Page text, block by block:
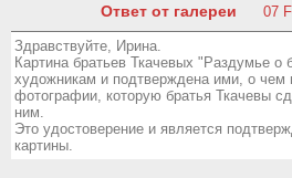
Ответ от галереи 07
Здравствуйте, Ирина.
Картина братьев Ткачевых "Раздумье о
художникам и подтверждена ими, о чем
фотографии, которую братья Ткачевы
ним.
Это удостоверение и является
картины.